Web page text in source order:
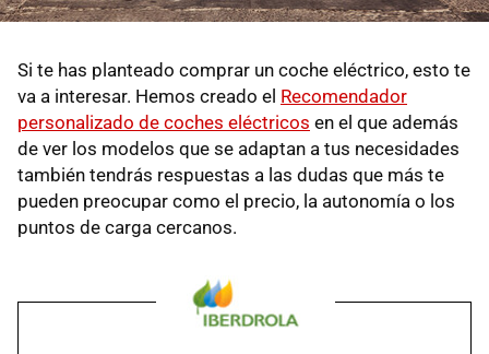
Si te has planteado comprar un coche eléctrico, esto te
va a interesar. Hemos creado el Recomendador
personalizado de coches eléctricos en el que además
de ver los modelos que se adaptan a tus necesidades
también tendrás respuestas a las dudas que más te
pueden preocupar como el precio, la autonomía o los
puntos de carga cercanos.